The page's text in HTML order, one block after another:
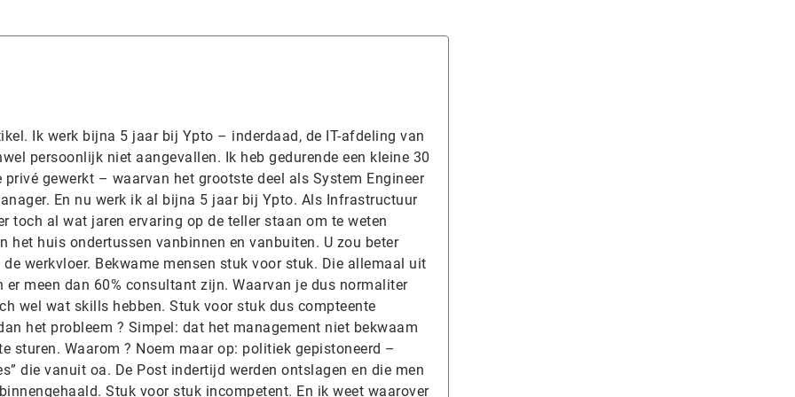
Ik werk bijna 5 jaar bij Ypto – inderdaad, de IT-afdeling van
persoonlijk niet aangevallen. Ik heb gedurende een kleine 30
gewerkt – waarvan het grootste deel als System Engineer
En nu werk ik al bijna 5 jaar bij Ypto. Als Infrastructuur
toch al wat jaren ervaring op de teller staan om te weten
het huis ondertussen vanbinnen en vanbuiten. U zou beter
werkvloer. Bekwame mensen stuk voor stuk. Die allemaal uit
er meen dan 60% consultant zijn. Waarvan je dus normaliter
wel wat skills hebben. Stuk voor stuk dus compteente
het probleem ? Simpel: dat het management niet bekwaam
sturen. Waarom ? Noem maar op: politiek gepistoneerd –
die vanuit oa. De Post indertijd werden ontslagen en die men
Stuk voor stuk incompetent. En ik weet waarover